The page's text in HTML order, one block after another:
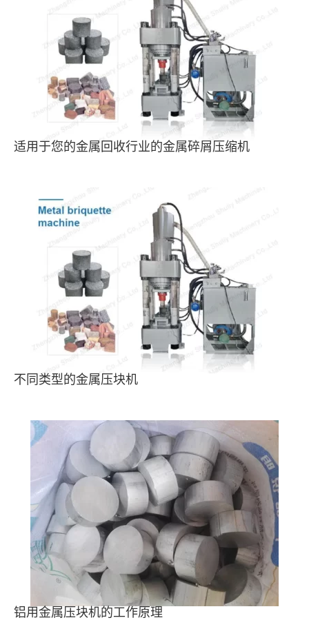
适用于您的金属回收行业的金属碎屑压缩机
不同类型的金属压块机
铝用金属压块机的工作原理